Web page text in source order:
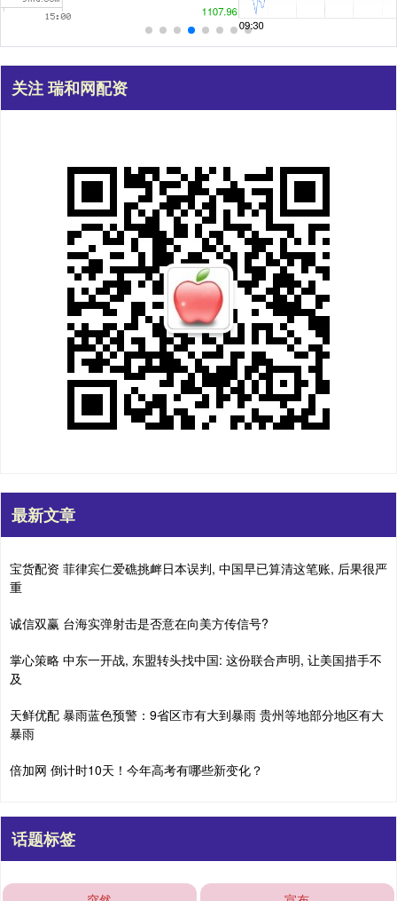
关注 瑞和网配资
最新文章
宝货配资 菲律宾仁爱礁挑衅日本误判, 中国早已算清这笔账, 后果很严
重
诚信双赢 台海实弹射击是否意在向美方传信号?
掌心策略 中东一开战, 东盟转头找中国: 这份联合声明, 让美国措手不
及
天鲜优配 暴雨蓝色预警：9省区市有大到暴雨 贵州等地部分地区有大
暴雨
倍加网 倒计时10天！今年高考有哪些新变化？
话题标签